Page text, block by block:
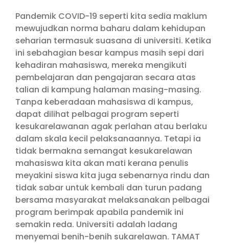
Pandemik COVID-19 seperti kita sedia maklum
mewujudkan norma baharu dalam kehidupan
seharian termasuk suasana di universiti. Ketika
ini sebahagian besar kampus masih sepi dari
kehadiran mahasiswa, mereka mengikuti
pembelajaran dan pengajaran secara atas
talian di kampung halaman masing-masing.
Tanpa keberadaan mahasiswa di kampus,
dapat dilihat pelbagai program seperti
kesukarelawanan agak perlahan atau berlaku
dalam skala kecil pelaksanaannya. Tetapi ia
tidak bermakna semangat kesukarelawan
mahasiswa kita akan mati kerana penulis
meyakini siswa kita juga sebenarnya rindu dan
tidak sabar untuk kembali dan turun padang
bersama masyarakat melaksanakan pelbagai
program berimpak apabila pandemik ini
semakin reda. Universiti adalah ladang
menyemai benih-benih sukarelawan. TAMAT